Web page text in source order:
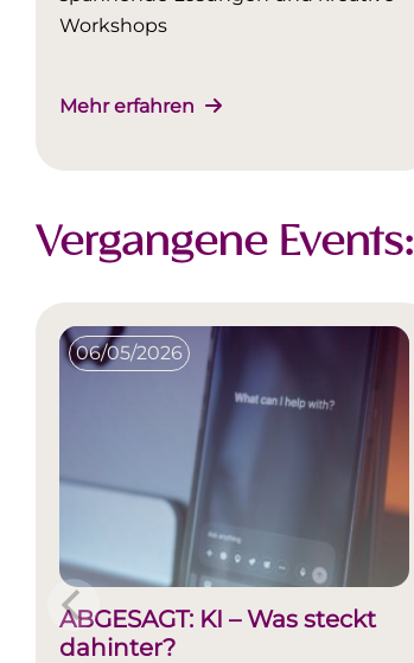
Workshops
Mehr erfahren
Vergangene Events:
06/05/2026
ABGESAGT: KI – Was steckt
dahinter?